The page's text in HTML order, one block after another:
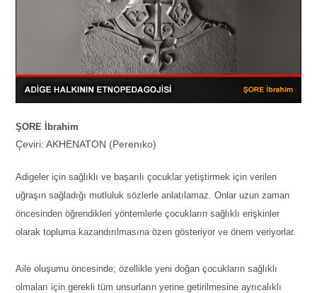
ŞORE İbrahim
Çeviri: AKHENATON (Perenıko)
Adigeler için sağlıklı ve başarılı çocuklar yetiştirmek için verilen
uğraşın sağladığı mutluluk sözlerle anlatılamaz. Onlar uzun zaman
öncesinden öğrendikleri yöntemlerle çocukların sağlıklı erişkinler
olarak topluma kazandırılmasına özen gösteriyor ve önem veriyorlar.
Aile oluşumu öncesinde; özellikle yeni doğan çocukların sağlıklı
olmaları için gerekli tüm unsurların yerine getirilmesine ayrıcalıklı